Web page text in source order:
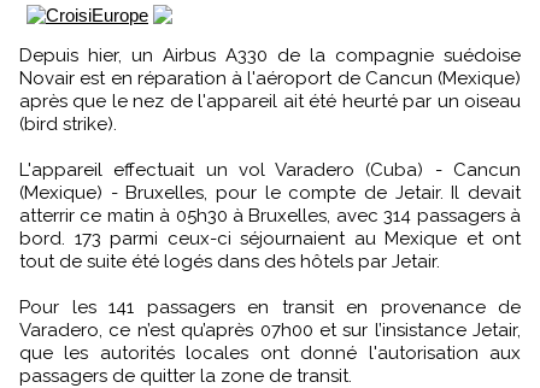
Depuis hier, un Airbus A330 de la compagnie suédoise
Novair est en réparation à l'aéroport de Cancun (Mexique)
après que le nez de l'appareil ait été heurté par un oiseau
(bird strike).
L'appareil effectuait un vol Varadero (Cuba) - Cancun
(Mexique) - Bruxelles, pour le compte de Jetair. Il devait
atterrir ce matin à 05h30 à Bruxelles, avec 314 passagers à
bord. 173 parmi ceux-ci séjournaient au Mexique et ont
tout de suite été logés dans des hôtels par Jetair.
Pour les 141 passagers en transit en provenance de
Varadero, ce n’est qu’après 07h00 et sur l’insistance Jetair,
que les autorités locales ont donné l'autorisation aux
passagers de quitter la zone de transit.